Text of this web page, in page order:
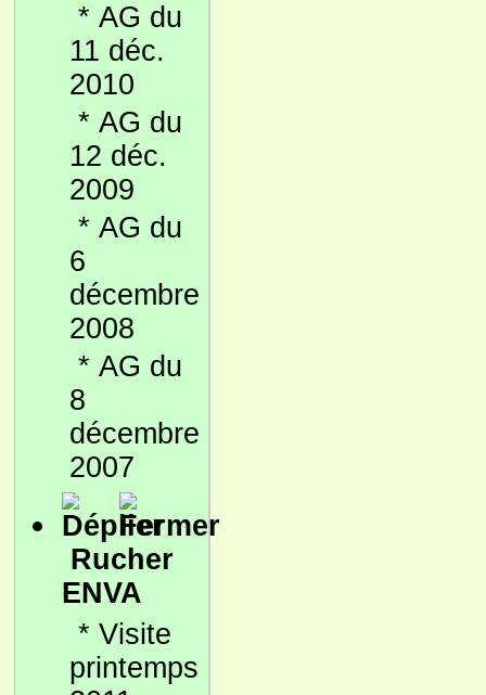
* AG du
11 déc.
2010
* AG du
12 déc.
2009
* AG du
6
décembre
2008
* AG du
8
décembre
2007
Rucher
ENVA
* Visite
printemps